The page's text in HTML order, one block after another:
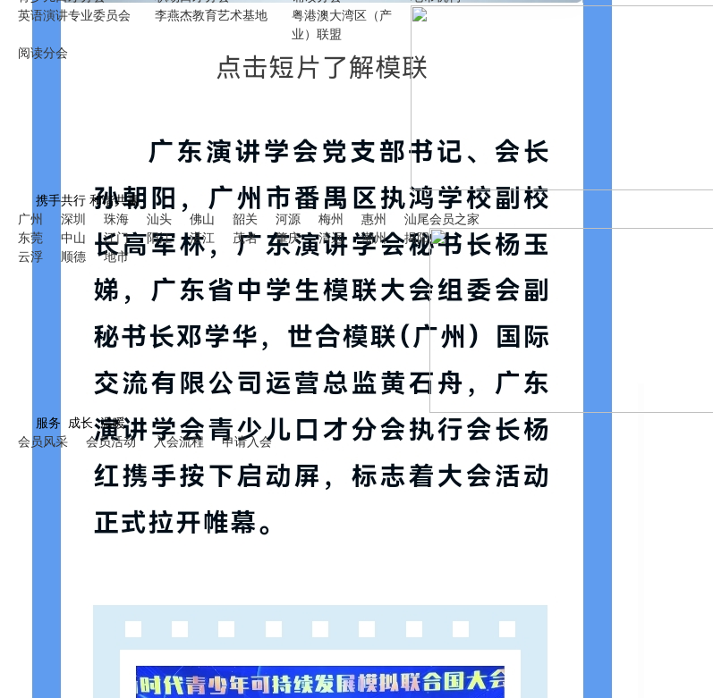
英语演讲专业委员会
李燕杰教育艺术基地
粤港澳大湾区（产
业）联盟
阅读分会
携手共行 和谐共赢
广州
深圳 珠海 汕头 佛山 韶关 河源 梅州 惠州
汕尾
东莞
中山 江门 阳江 湛江 茂名 肇庆 清远 潮州
揭阳
云浮
顺德 地市
会员之家
服务 成长 温暖
会员风采
会员活动 入会流程 申请入会